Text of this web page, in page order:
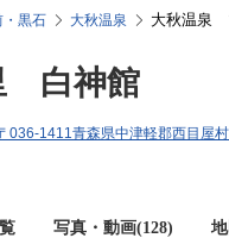
・黒石 大秋温泉 大秋温泉
白神館
036-1411青森県中津軽郡西目屋
写真・動画(128)